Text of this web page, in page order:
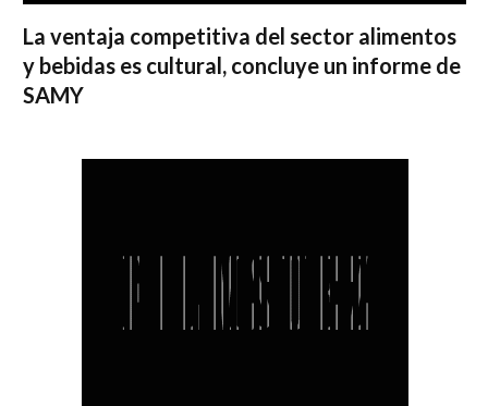
La ventaja competitiva del sector alimentos
y bebidas es cultural, concluye un informe de
SAMY